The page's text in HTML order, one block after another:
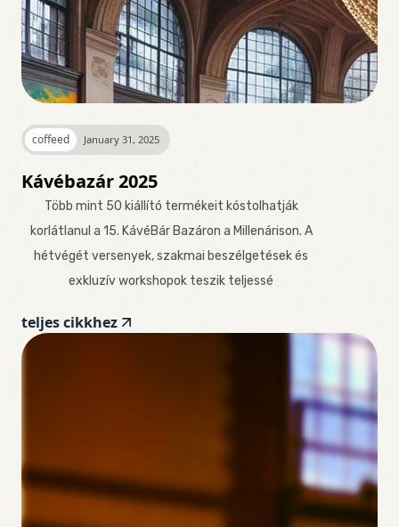
coffeed January 31, 2025
Kávébazár 2025
Több mint 50 kiállító termékeit kóstolhatják
korlátlanul a 15. KávéBár Bazáron a Millenárison. A
hétvégét versenyek, szakmai beszélgetések és
exkluzív workshopok teszik teljessé
teljes cikkhez